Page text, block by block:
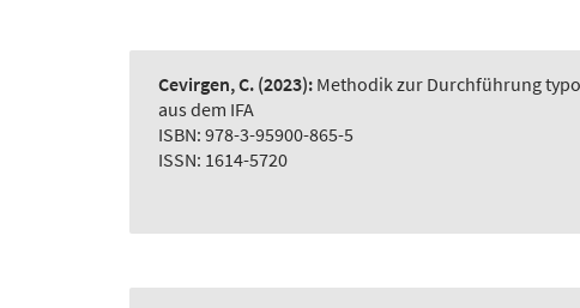
Cevirgen, C. (2023): Methodik zur Durchführung
aus dem IFA
ISBN: 978-3-95900-865-5
ISSN: 1614-5720